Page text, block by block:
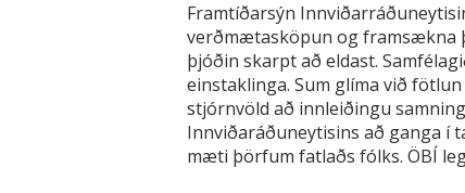
Framtíðarsýn
verðmætasköpun og framsækna
þjóðin skarpt að eldast.
einstaklinga. Sum glíma við
stjórnvöld að innleiðingu
Innviðaráðuneytisins að ganga í
mæti þörfum fatlaðs fólks. ÖBÍ